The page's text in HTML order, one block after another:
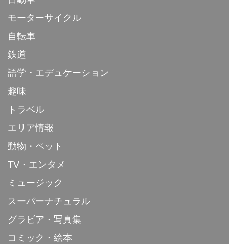
モーターサイクル
自転車
鉄道
語学・エデュケーション
趣味
トラベル
エリア情報
動物・ペット
TV・エンタメ
ミュージック
スーパーナチュラル
グラビア・写真集
コミック・絵本